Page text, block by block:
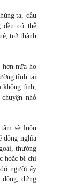
ta, dẫu
đều có thể
trở thành
hơn nữa họ
tĩnh tại
không tĩnh,
nhỏ
sẽ luôn
đồng nghĩa
thường
hoặc bị chi
người ấy
động, đứng